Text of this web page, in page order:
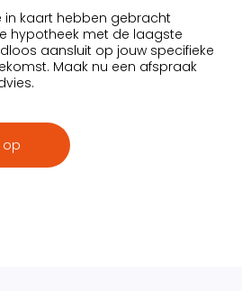
in kaart hebben gebracht
hypotheek met de laagste
aansluit op jouw specifieke
Maak nu een afspraak
op